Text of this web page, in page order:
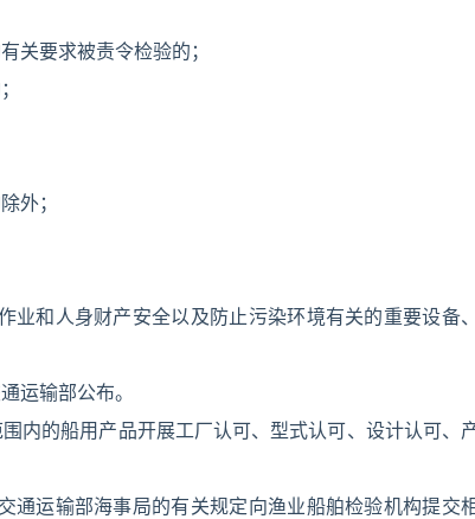
关要求被责令检验的；
外；
和人身财产安全以及防止污染环境有关的重要设备、
运输部公布。
内的船用产品开展工厂认可、型式认可、设计认可、
通运输部海事局的有关规定向渔业船舶检验机构提交